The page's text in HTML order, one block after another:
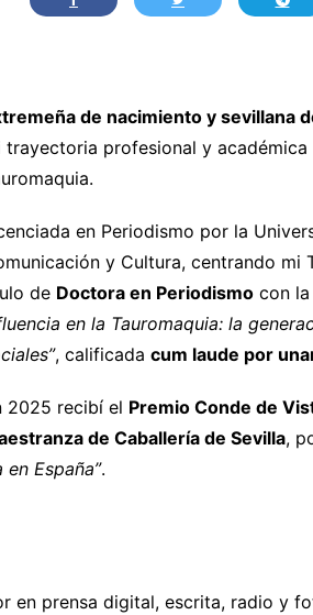
de nacimiento y sevillana
trayectoria profesional y
en Periodismo por la
y Cultura, centrando mi
de Doctora en Periodismo con
en la Tauromaquia: la
, calificada cum laude por
2025 recibí el Premio Conde de
de Caballería de Sevilla,
España”.
en prensa digital, escrita, radio y